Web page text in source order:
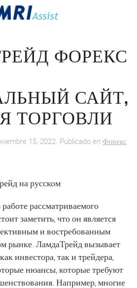
ФОРЕКС
САЙТ,
ТОРГОВЛИ
15, 2022. Publicado en Форекс
рассматриваемого
заметить, что он является
и востребованным
рынке. ЛамдаТрейд вызывает
инвестора, так и трейдера,
нюансы, которые требуют
Например, многие